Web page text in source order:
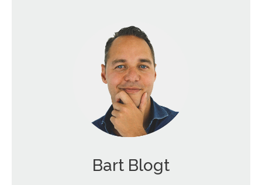
Bart Blogt